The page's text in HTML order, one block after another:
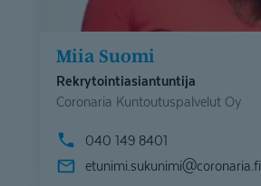
Miia Suomi
Rekrytointiasiantuntija
Coronaria Kuntoutuspalvelut Oy
040 149 8401
etunimi.sukunimi@coronaria.fi